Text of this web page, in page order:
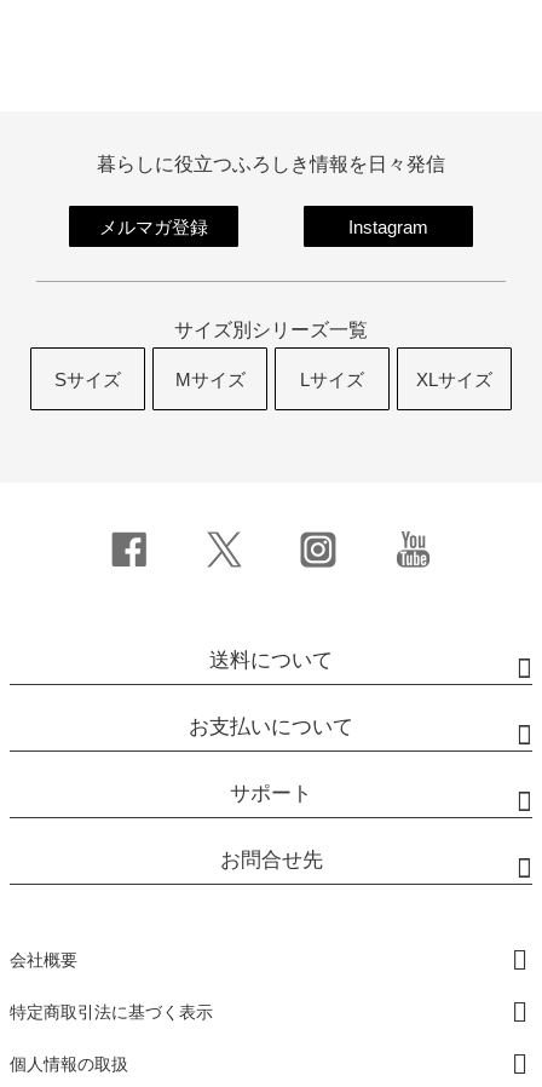
暮らしに役立つふろしき情報を日々発信
メルマガ登録 Instagram
サイズ別シリーズ一覧
Sサイズ Mサイズ Lサイズ XLサイズ
送料について
お支払いについて
サポート
お問合せ先
会社概要
特定商取引法に基づく表示
個人情報の取扱